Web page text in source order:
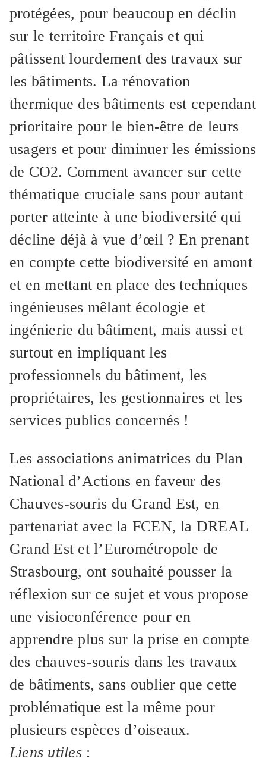
protégées, pour beaucoup en déclin
sur le territoire Français et qui
pâtissent lourdement des travaux sur
les bâtiments. La rénovation
thermique des bâtiments est cependant
prioritaire pour le bien-être de leurs
usagers et pour diminuer les émissions
de CO2. Comment avancer sur cette
thématique cruciale sans pour autant
porter atteinte à une biodiversité qui
décline déjà à vue d’œil ? En prenant
en compte cette biodiversité en amont
et en mettant en place des techniques
ingénieuses mêlant écologie et
ingénierie du bâtiment, mais aussi et
surtout en impliquant les
professionnels du bâtiment, les
propriétaires, les gestionnaires et les
services publics concernés !
Les associations animatrices du Plan
National d’Actions en faveur des
Chauves-souris du Grand Est, en
partenariat avec la FCEN, la DREAL
Grand Est et l’Eurométropole de
Strasbourg, ont souhaité pousser la
réflexion sur ce sujet et vous propose
une visioconférence pour en
apprendre plus sur la prise en compte
des chauves-souris dans les travaux
de bâtiments, sans oublier que cette
problématique est la même pour
plusieurs espèces d’oiseaux.
Liens utiles: